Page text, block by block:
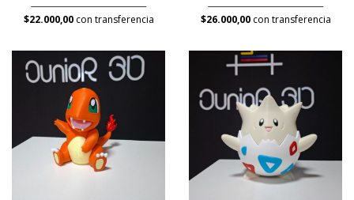
$22.000,00con transferencia $26.000,00con transferencia